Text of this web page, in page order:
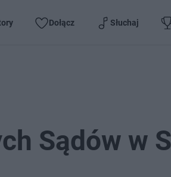
Dołącz Słuchaj
Sądów w